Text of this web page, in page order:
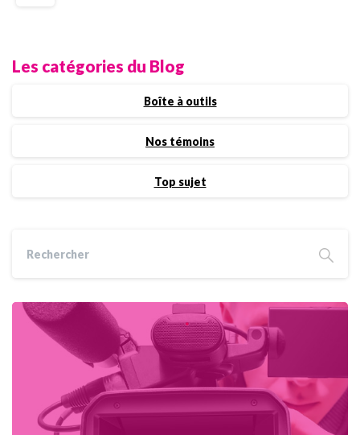
Les catégories du Blog
Boîte à outils
Nos témoins
Top sujet